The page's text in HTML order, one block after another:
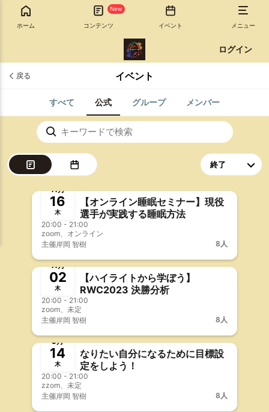
ホーム
New
コンテンツ イベント メニュー
ログイン
戻る イベント
すべて 公式 グループ メンバー
事前決済
11月
16
木
【オンライン睡眠セミナー】現役
選手が実践する睡眠方法
20:00 - 21:00
zoom、オンライン
主催岸岡 智樹 8人
終了
11月
02
木
【ハイライトから学ぼう】
RWC2023 決勝分析
20:00 - 21:00
zoom、未定
主催岸岡 智樹 8人
終了
9月
14
木
なりたい自分になるために目標設
定をしよう！
20:00 - 21:00
zzom、未定
主催岸岡 智樹 8人
終了